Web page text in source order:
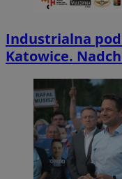
Industrialna
Katowice.